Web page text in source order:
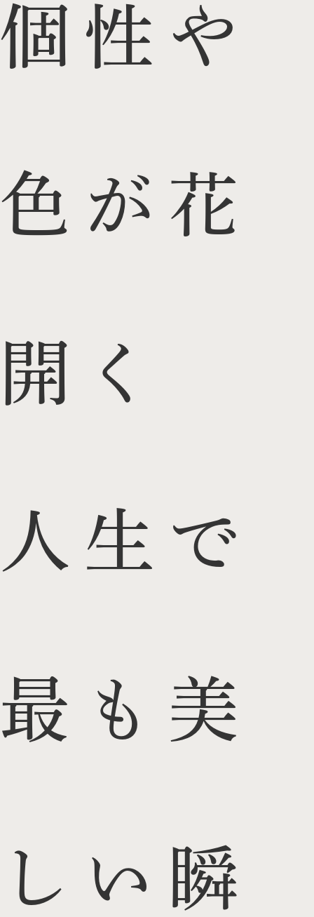
個性や
色が花
開く
人生で
最も美
しい瞬